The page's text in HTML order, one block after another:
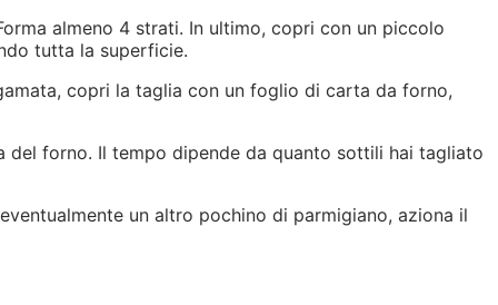
almeno 4 strati. In ultimo, copri con un piccolo
tutta la superficie.
copri la taglia con un foglio di carta da forno,
del forno. Il tempo dipende da quanto sottili hai tagliato
un altro pochino di parmigiano, aziona il